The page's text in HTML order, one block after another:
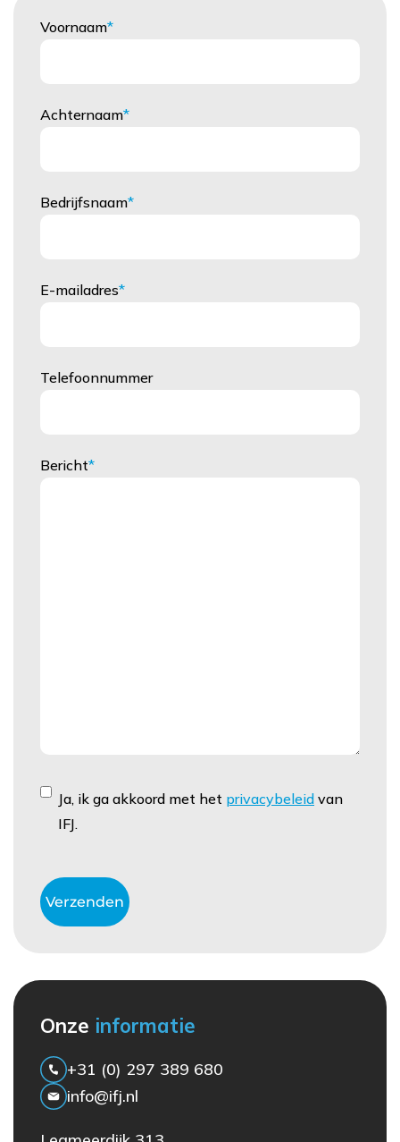
Onze informatie
+31 (0) 297 389 680
info@ifj.nl
Voornaam
Achternaam
Bedrijfsnaam
E-mailadres
Telefoonnummer
Bericht
Instemming
Ja, ik ga akkoord met het privacybeleid van
IFJ.